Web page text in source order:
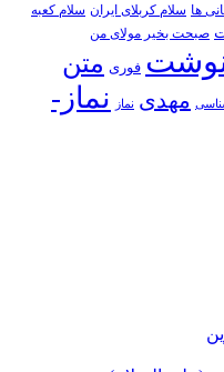
ها سلام کربلای ایران سلام کعبه
صبحت بخیر مولای من
فوری متن
مهدی نماز
نماز-